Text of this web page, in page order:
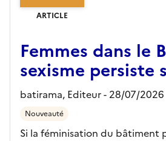
ARTICLE
Femmes dans le
sexisme persiste
batirama, Editeur- 28/07/2026
Nouveauté
Si la féminisation du bâtiment